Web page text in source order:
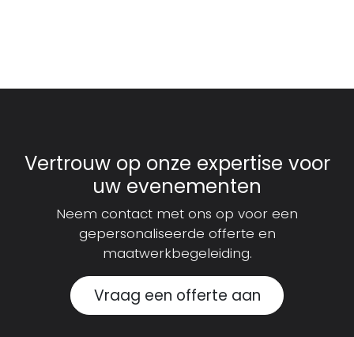
Vertrouw op onze expertise voor
uw evenementen
Neem contact met ons op voor een
gepersonaliseerde offerte en
maatwerkbegeleiding.
Vraag een offerte aan